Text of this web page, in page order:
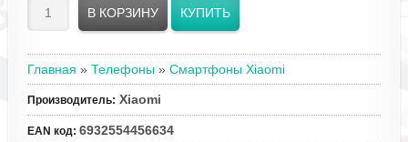
Главная » Телефоны » Смартфоны Xiaomi
Производитель: Xiaomi
EAN код: 6932554456634